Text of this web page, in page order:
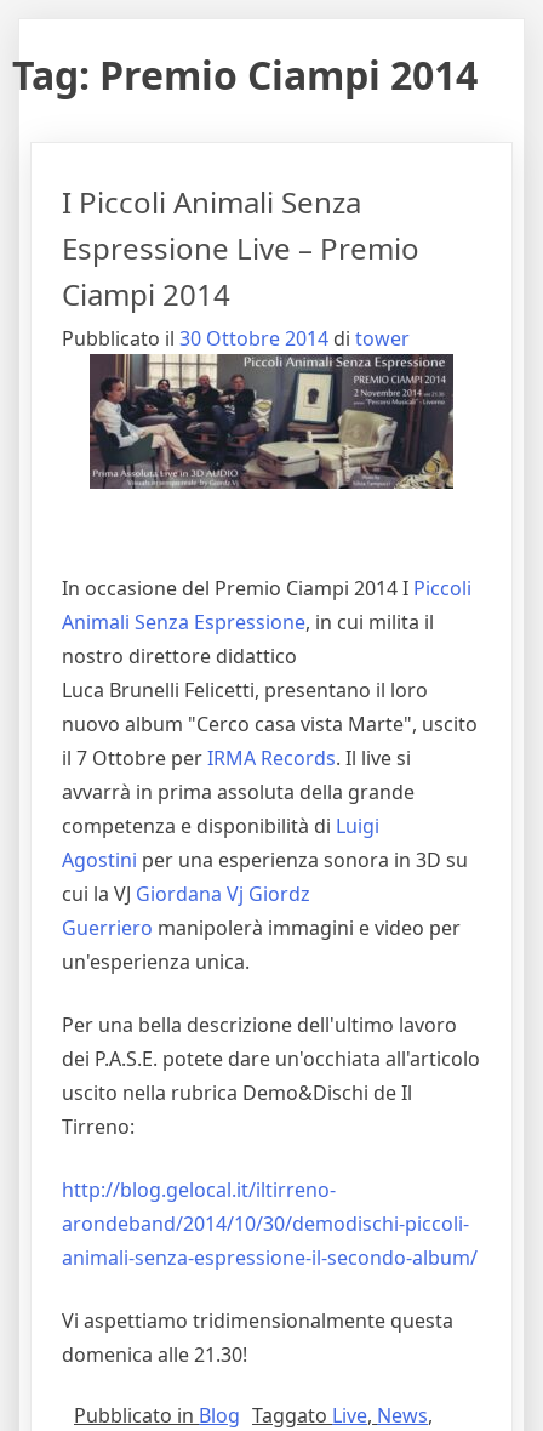
Tag: Premio Ciampi 2014
I Piccoli Animali Senza
Espressione Live – Premio
Ciampi 2014
Pubblicato il 30 Ottobre 2014 di tower
In occasione del Premio Ciampi 2014 I Piccoli
Animali Senza Espressione, in cui milita il
nostro direttore didattico
Luca Brunelli Felicetti, presentano il loro
nuovo album "Cerco casa vista Marte", uscito
il 7 Ottobre perIRMA Records. Il live si
avvarrà in prima assoluta della grande
competenza e disponibilità di Luigi
Agostini per una esperienza sonora in 3D su
cui la VJ Giordana Vj Giordz
Guerriero manipolerà immagini e video per
un'esperienza unica.
Per una bella descrizione dell'ultimo lavoro
dei P.A.S.E. potete dare un'occhiata all'articolo
uscito nella rubrica Demo&Dischi de Il
Tirreno:
http://blog.gelocal.it/iltirreno-
arondeband/2014/10/30/demodischi-piccoli-
animali-senza-espressione-il-secondo-album/
Vi aspettiamo tridimensionalmente questa
domenica alle 21.30!
Pubblicato in Blog Taggato Live, News,